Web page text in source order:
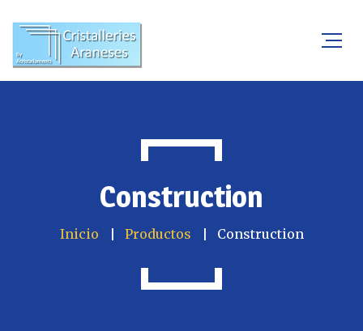
Construction
Inicio Productos Construction